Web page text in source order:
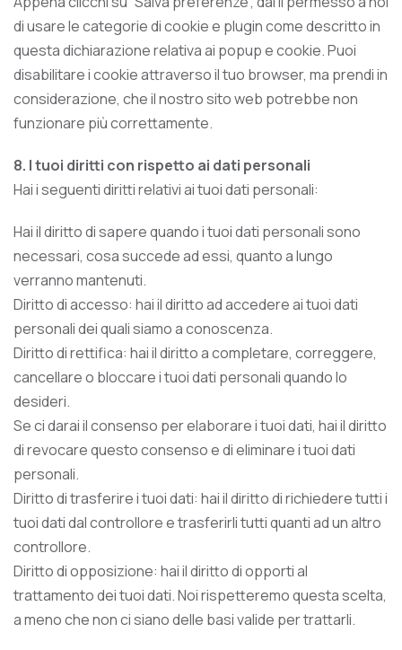
di usare le categorie di cookie e plugin come descritto in
questa dichiarazione relativa ai popup e cookie. Puoi
disabilitare i cookie attraverso il tuo browser, ma prendi in
considerazione, che il nostro sito web potrebbe non
funzionare più correttamente.
8. I tuoi diritti con rispetto ai dati personali
Hai i seguenti diritti relativi ai tuoi dati personali:
Hai il diritto di sapere quando i tuoi dati personali sono
necessari, cosa succede ad essi, quanto a lungo
verranno mantenuti.
Diritto di accesso: hai il diritto ad accedere ai tuoi dati
personali dei quali siamo a conoscenza.
Diritto di rettifica: hai il diritto a completare, correggere,
cancellare o bloccare i tuoi dati personali quando lo
desideri.
Se ci darai il consenso per elaborare i tuoi dati, hai il diritto
di revocare questo consenso e di eliminare i tuoi dati
personali.
Diritto di trasferire i tuoi dati: hai il diritto di richiedere tutti i
tuoi dati dal controllore e trasferirli tutti quanti ad un altro
controllore.
Diritto di opposizione: hai il diritto di opporti al
trattamento dei tuoi dati. Noi rispetteremo questa scelta,
a meno che non ci siano delle basi valide per trattarli.